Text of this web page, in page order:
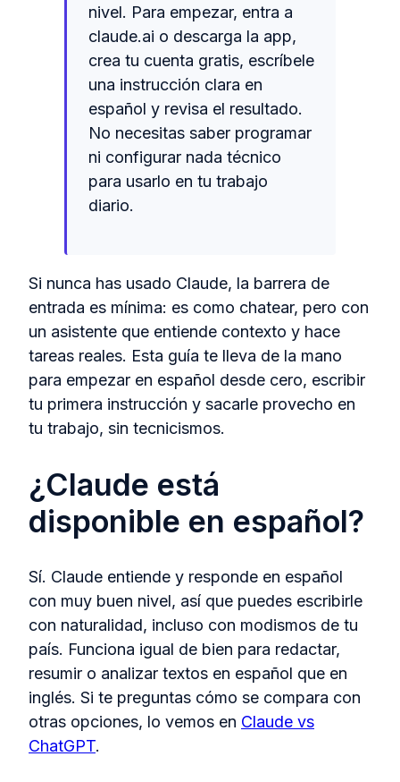
nivel. Para empezar, entra a
claude.ai o descarga la app,
crea tu cuenta gratis, escríbele
una instrucción clara en
español y revisa el resultado.
No necesitas saber programar
ni configurar nada técnico
para usarlo en tu trabajo
diario.
Si nunca has usado Claude, la barrera de
entrada es mínima: es como chatear, pero con
un asistente que entiende contexto y hace
tareas reales. Esta guía te lleva de la mano
para empezar en español desde cero, escribir
tu primera instrucción y sacarle provecho en
tu trabajo, sin tecnicismos.
¿Claude está
disponible en español?
Sí. Claude entiende y responde en español
con muy buen nivel, así que puedes escribirle
con naturalidad, incluso con modismos de tu
país. Funciona igual de bien para redactar,
resumir o analizar textos en español que en
inglés. Si te preguntas cómo se compara con
otras opciones, lo vemos en Claude vs
ChatGPT.